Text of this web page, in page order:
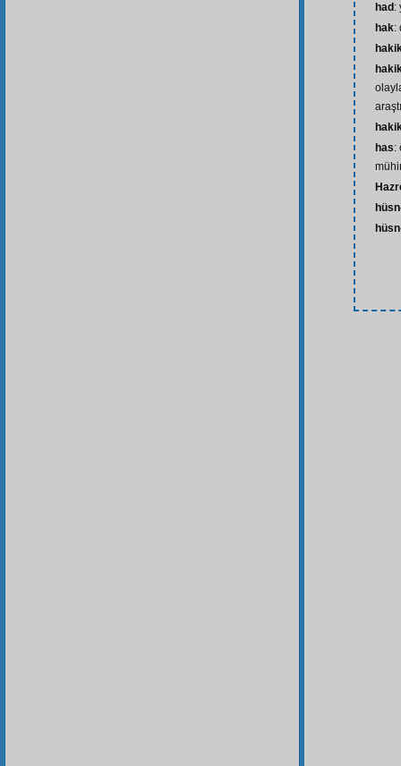
had :
hak:
has: